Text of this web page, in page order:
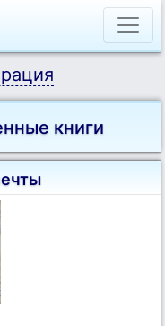
книги